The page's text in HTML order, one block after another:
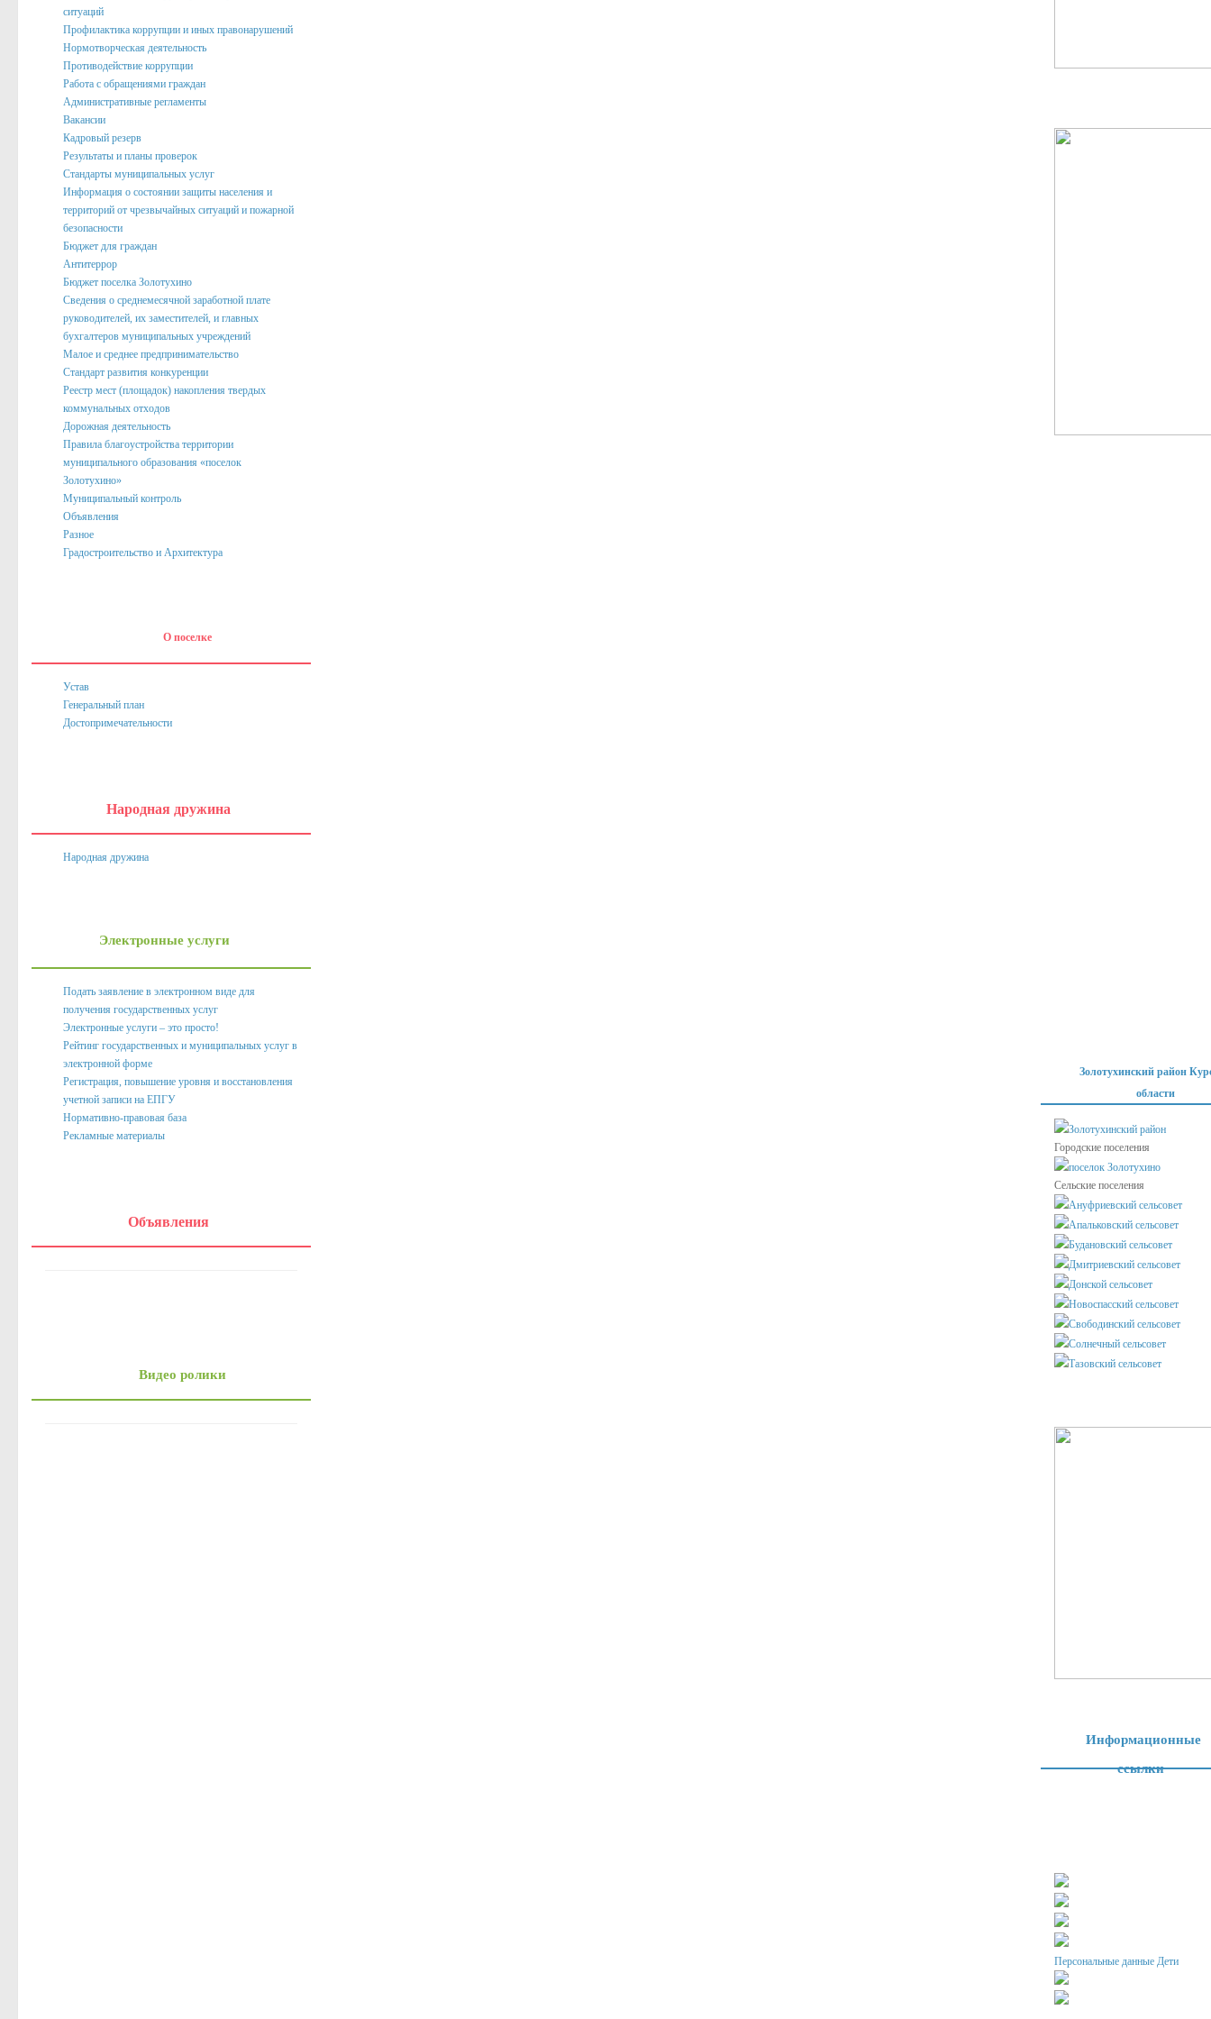
ситуаций
Профилактика коррупции и иных правонарушений
Нормотворческая деятельность
Противодействие коррупции
Работа с обращениями граждан
Административные регламенты
Вакансии
Кадровый резерв
Результаты и планы проверок
Стандарты муниципальных услуг
Информация о состоянии защиты населения и
территорий от чрезвычайных ситуаций и пожарной
безопасности
Бюджет для граждан
Антитеррор
Бюджет поселка Золотухино
Сведения о среднемесячной заработной плате
руководителей, их заместителей, и главных
бухгалтеров муниципальных учреждений
Малое и среднее предпринимательство
Стандарт развития конкуренции
Реестр мест (площадок) накопления твердых
коммунальных отходов
Дорожная деятельность
Правила благоустройства территории
муниципального образования «поселок
Золотухино»
Муниципальный контроль
Объявления
Разное
Градостроительство и Архитектура
О поселке
Устав
Генеральный план
Достопримечательности
Народная дружина
Народная дружина
Электронные услуги
Подать заявление в электронном виде для
получения государственных услуг
Электронные услуги – это просто!
Рейтинг государственных и муниципальных услуг в
электронной форме
Регистрация, повышение уровня и восстановления
учетной записи на ЕПГУ
Нормативно-правовая база
Рекламные материалы
Объявления
Видео ролики
Золотухинский район
области
Золотухинский район
Городские поселения
поселок Золотухино
Сельские поселения
Ануфриевский сельсовет
Апальковский сельсовет
Будановский сельсовет
Дмитриевский сельсовет
Донской сельсовет
Новоспасский сельсовет
Свободинский сельсовет
Солнечный сельсовет
Тазовский сельсовет
Информационные
ссылки
Персональные данные Дети